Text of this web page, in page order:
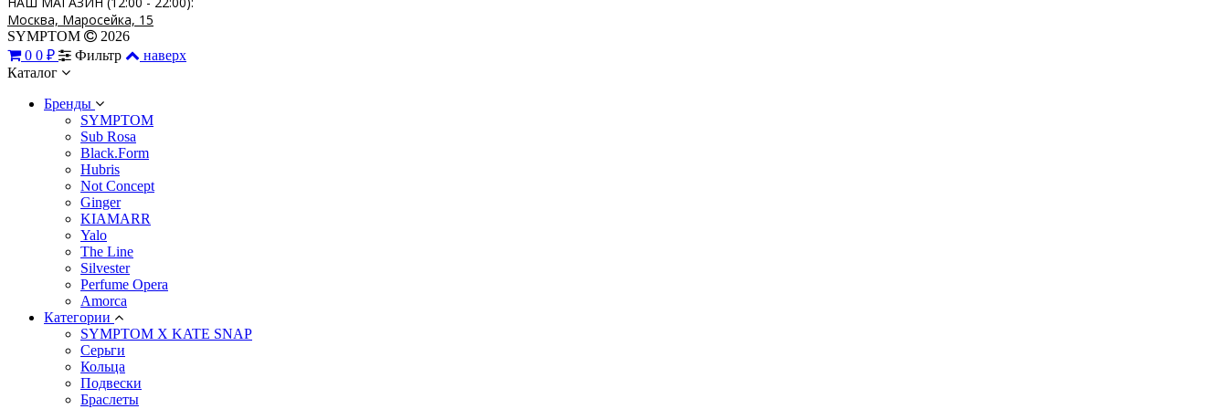
Москва, Маросейка, 15
SYMPTOM
2026
0 0 ₽ Фильтр
наверх
Каталог
Бренды
SYMPTOM
Sub Rosa
Black.Form
Hubris
Not Concept
Ginger
KIAMARR
Yalo
The Line
Silvester
Perfume Opera
Amorca
Категории
SYMPTOM X KATE SNAP
Серьги
Кольца
Подвески
Браслеты